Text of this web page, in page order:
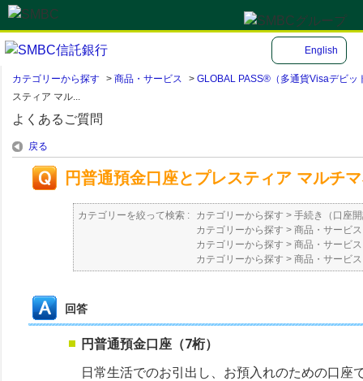
English
カテゴリーから探す > 商品・サービス > GLOBAL PASS®（多通貨Visaデビッ
スティア マル...
よくあるご質問
戻る
円普通預金口座とプレスティア マルチ
カテゴリーを絞って検索 : カテゴリーから探す > 手続き（口座
カテゴリーから探す > 商品・サービス
カテゴリーから探す > 商品・サービス
カテゴリーから探す > 商品・サービス
回答
円普通預金口座（7桁）
日常生活でのお引出し、お預入れのための口座